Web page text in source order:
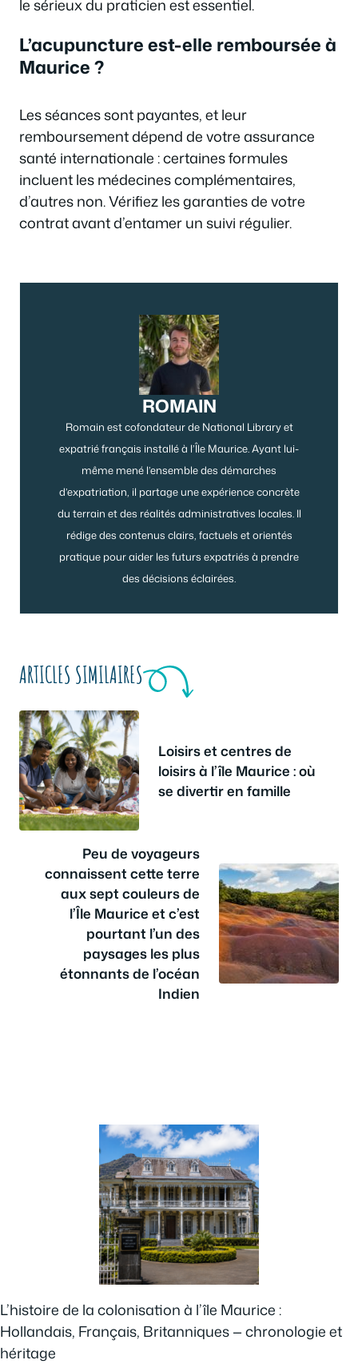
le sérieux du praticien est essentiel.
L’acupuncture est-elle remboursée à
Maurice ?
Les séances sont payantes, et leur
remboursement dépend de votre assurance
santé internationale : certaines formules
incluent les médecines complémentaires,
d’autres non. Vérifiez les garanties de votre
contrat avant d’entamer un suivi régulier.
ROMAIN
Romain est cofondateur de National Library et
expatrié français installé à l’Île Maurice. Ayant lui-
même mené l’ensemble des démarches
d’expatriation, il partage une expérience concrète
du terrain et des réalités administratives locales. Il
rédige des contenus clairs, factuels et orientés
pratique pour aider les futurs expatriés à prendre
des décisions éclairées.
ARTICLES SIMILAIRES
Loisirs et centres de
loisirs à l’île Maurice : où
se divertir en famille
Peu de voyageurs
connaissent cette terre
aux sept couleurs de
l’Île Maurice et c’est
pourtant l’un des
paysages les plus
étonnants de l’océan
Indien
L’histoire de la colonisation à l’île Maurice :
Hollandais, Français, Britanniques — chronologie et
héritage